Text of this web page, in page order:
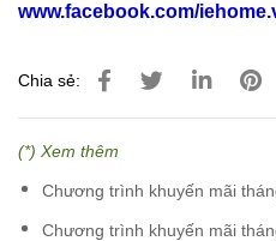
www.facebook.com/
Chia sẻ:
(*) Xem thêm
Chương trình khuyến mãi
Chương trình khuyến mãi